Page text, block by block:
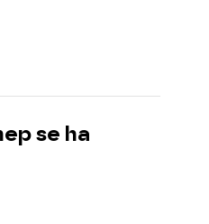
se ha